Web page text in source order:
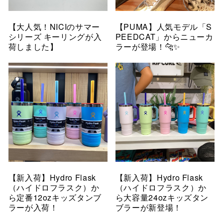
【大人気！NICIのサマー
シリーズ キーリングが入
荷しました】
【PUMA】人気モデル「S
PEEDCAT」からニューカ
ラーが登場！🐆✨
【新入荷】Hydro Flask
（ハイドロフラスク）か
ら定番12ozキッズタンブ
ラーが入荷！
【新入荷】Hydro Flask
（ハイドロフラスク）か
ら大容量24ozキッズタン
ブラーが新登場！